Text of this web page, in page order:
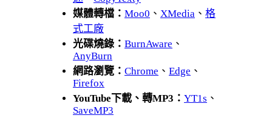
媒體轉檔： Moo0 、 XMedia 、 格
式工廠
光碟燒錄： BurnAware 、
AnyBurn
網路瀏覽： Chrome 、 Edge 、
Firefox
YouTube下載、轉MP3： YT1s 、
SaveMP3